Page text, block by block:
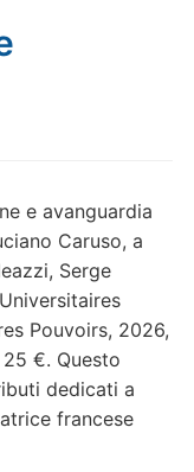
e avanguardia
Caruso, a
Serge
Pouvoirs, 2026,
€. Questo
dedicati a
francese